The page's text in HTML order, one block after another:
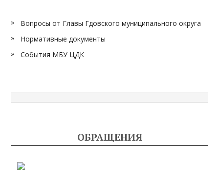
Вопросы от Главы Гдовского муниципального округа
Нормативные документы
События МБУ ЦДК
ОБРАЩЕНИЯ